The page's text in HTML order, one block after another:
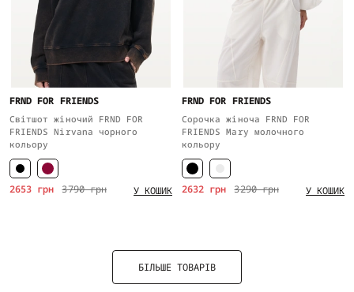
FRND FOR FRIENDS
Світшот жіночий FRND FOR
FRIENDS Nirvana чорного
кольору
3790 грн
2653 грн У КОШИК
FRND FOR FRIENDS
Сорочка жіноча FRND FOR
FRIENDS Mary молочного
кольору
3290 грн
2632 грн У КОШИК
БІЛЬШЕ ТОВАРІВ